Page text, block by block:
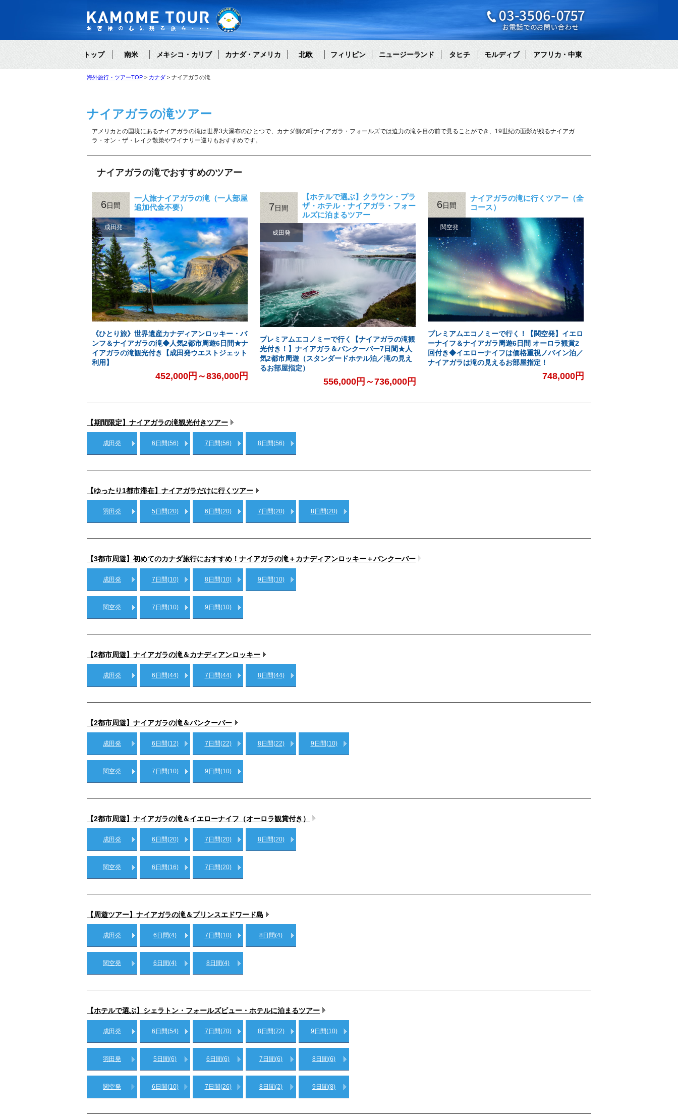
トップ 南米 メキシコ・カリブ カナダ・アメリカ 北欧 フィリピン ニュージーランド タヒチ モルディブ アフリカ・中東
海外旅行・ツアーTOP カナダ ナイアガラの滝
ナイアガラの滝ツアー
アメリカとの国境にあるナイアガラの滝は世界3大瀑布のひとつで、カナダ側の町ナイアガラ・フォールズでは迫力の滝を目の前で見ることができ、19世紀の面影が残るナイアガ
ラ・オン・ザ・レイク散策やワイナリー巡りもおすすめです。
ナイアガラの滝でおすすめのツアー
6日間
一人旅ナイアガラの滝（一人部屋
追加代金不要）
成田発
《ひとり旅》世界遺産カナディアンロッキー・バ
ンフ＆ナイアガラの滝◆人気2都市周遊6日間★ナ
イアガラの滝観光付き【成田発ウエストジェット
利用】
452,000円～836,000円
7日間
【ホテルで選ぶ】クラウン・プラ
ザ・ホテル・ナイアガラ・フォー
ルズに泊まるツアー
成田発
プレミアムエコノミーで行く【ナイアガラの滝観
光付き！】ナイアガラ＆バンクーバー7日間★人
気2都市周遊（スタンダードホテル泊／滝の見え
るお部屋指定）
556,000円～736,000円
6日間
ナイアガラの滝に行くツアー（全
コース）
関空発
プレミアムエコノミーで行く！【関空発】イエロ
ーナイフ＆ナイアガラ周遊6日間 オーロラ観賞2
回付き◆イエローナイフは価格重視ノバイン泊／
ナイアガラは滝の見えるお部屋指定！
748,000円
【期間限定】ナイアガラの滝観光付きツアー
成田発 6日間(56) 7日間(56) 8日間(56)
【ゆったり1都市滞在】ナイアガラだけに行くツアー
羽田発 5日間(20) 6日間(20) 7日間(20) 8日間(20)
【3都市周遊】初めてのカナダ旅行におすすめ！ナイアガラの滝＋カナディアンロッキー＋バンクーバー
成田発 7日間(10) 8日間(10) 9日間(10)
関空発 7日間(10) 9日間(10)
【2都市周遊】ナイアガラの滝＆カナディアンロッキー
成田発 6日間(44) 7日間(44) 8日間(44)
【2都市周遊】ナイアガラの滝＆バンクーバー
成田発 6日間(12) 7日間(22) 8日間(22) 9日間(10)
関空発 7日間(10) 9日間(10)
【2都市周遊】ナイアガラの滝＆イエローナイフ（オーロラ観賞付き）
成田発 6日間(20) 7日間(20) 8日間(20)
関空発 6日間(16) 7日間(20)
【周遊ツアー】ナイアガラの滝＆プリンスエドワード島
成田発 6日間(4) 7日間(10) 8日間(4)
関空発 6日間(4) 8日間(4)
【ホテルで選ぶ】シェラトン・フォールズビュー・ホテルに泊まるツアー
成田発 6日間(54) 7日間(70) 8日間(72) 9日間(10)
羽田発 5日間(6) 6日間(6) 7日間(6) 8日間(6)
関空発 6日間(10) 7日間(26) 8日間(2) 9日間(8)